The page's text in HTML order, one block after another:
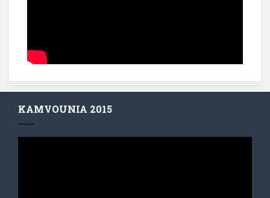
KAMVOUNIA 2015